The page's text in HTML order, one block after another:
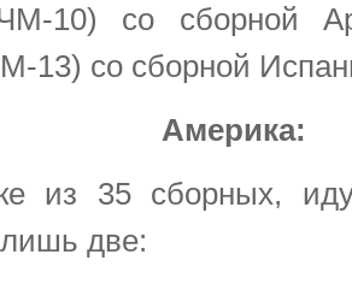
10) со сборной
13) со сборной
Америка:
из 35 сборных,
две: